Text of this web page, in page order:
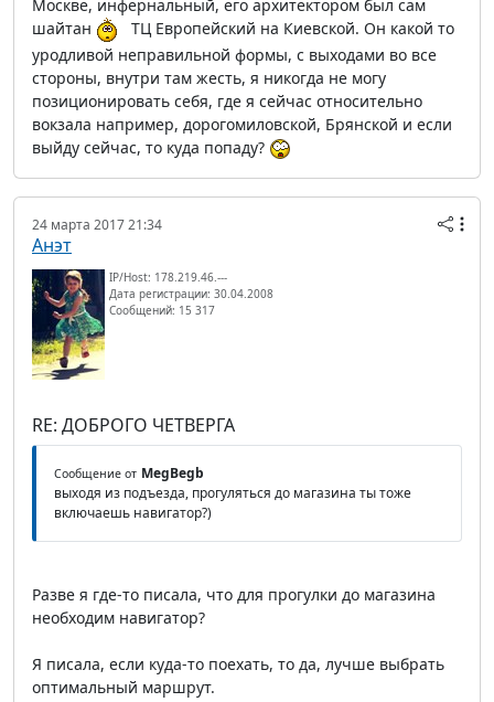
Москве, инфернальный, его архитектором был сам
шайтан
ТЦ Европейский на Киевской. Он какой то
уродливой неправильной формы, с выходами во все
стороны, внутри там жесть, я никогда не могу
позиционировать себя, где я сейчас относительно
вокзала например, дорогомиловской, Брянской и если
выйду сейчас, то куда попаду?
24 марта 2017 21:34
Анэт
IP/Host: 178.219.46.---
Дата регистрации: 30.04.2008
Сообщений: 15 317
RE: ДОБРОГО ЧЕТВЕРГА
Сообщение от MegBegb
выходя из подъезда, прогуляться до магазина ты тоже
включаешь навигатор?)
Разве я где-то писала, что для прогулки до магазина
необходим навигатор?
Я писала, если куда-то поехать, то да, лучше выбрать
оптимальный маршрут.